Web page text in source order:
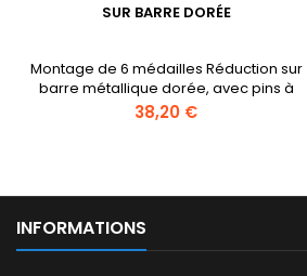
SUR BARRE DORÉE
Montage de 6 médailles Réduction sur
barre métallique dorée, avec pins à
l'arrière (vous pouvez envoyez votre
Prix
38,20 €
INFORMATIONS